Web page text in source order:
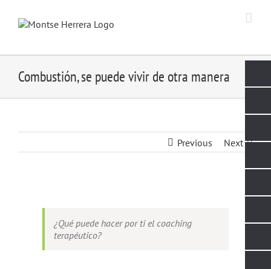
content
Combustión, se puede vivir de otra manera
Previous Next
Larger
¿Qué puede hacer por ti el coaching
terapéutico?